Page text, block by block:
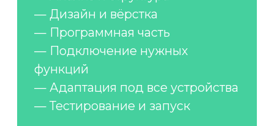
Делаем так, чтобы о вашем
проекте узнали и пришли через
Продвижение